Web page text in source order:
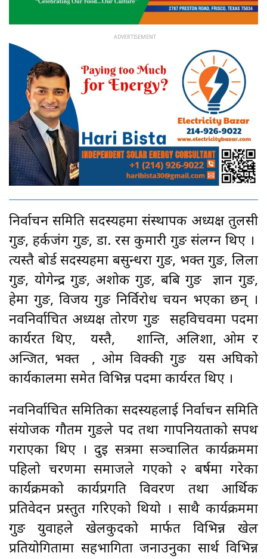
निर्वाचन समिति सदस्यहरुमा संस्थापक अध्यक्ष तुलसी
गुरुङ, हर्कजंग गुरुङ, डा. रस कुमारी गुरुङ संलग्न थिए ।
त्यस्तै बोर्ड सदस्यहरुमा बसुन्धरा गुरुङ, भक्त गुरुङ, लिला
गुरुङ, योगेन्द्र गुरुङ, अशोक गुरुङ, बबि गुरुङ ज्ञान गुरुङ,
हेमा गुरुङ, विजय गुरुङ निर्विरोध चयन भएका छन् ।
नवनिर्वाचित अध्यक्ष तोरण गुरुङ सहविचवमा पदमा
कार्यरत थिए, यस्तै, शान्ति, अलिशा, ओम र
अन्जित, भक्त , ओम विक्की गुरुङ यस अघिको
कार्यकालमा समेत विभिन्न पदमा कार्यरत थिए ।
नवनिर्वाचित समितिका सदस्यहरुलाई निर्वाचन समिति
संयोजक गौतम गुरुङले पद तथा गापनियताको सपथ
गराएका थिए । दुइ सत्रमा सञ्चालित कार्यक्रममा
पहिलो चरणमा समाजले गएको २ बर्षमा गरेका
कार्यक्रमको कार्यप्रगति विवरण तथा आर्थिक
प्रतिवेदन प्रस्तुत गरिएको थियो । साथै कार्यक्रममा
गुरुङ युवाहरुले खेलकुदको मार्फत विभिन्न खेल
प्रतियोगितामा सहभागिता जनाउनुका सार्थ विभिन्न